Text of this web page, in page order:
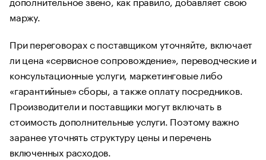
маржу.
При переговорах с поставщиком уточняйте, включает
ли цена «сервисное сопровождение», переводческие и
консультационные услуги, маркетинговые либо
«гарантийные» сборы, а также оплату посредников.
Производители и поставщики могут включать в
стоимость дополнительные услуги. Поэтому важно
заранее уточнять структуру цены и перечень
включенных расходов.